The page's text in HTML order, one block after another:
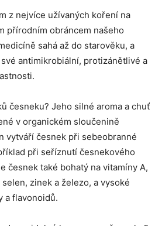
z nejvíce užívaných koření na
⁣přírodním obráncem našeho
sahá⁤ až do⁣ starověku, a
antimikrobiální, protizánětlivé a
česneku? Jeho silné aroma‍ a chuť
v ⁣organickém sloučenině
vytváří česnek při sebeobranné
při seříznutí česnekového
česnek také bohatý na vitamíny A,
selen, zinek⁢ a železo, a vysoké
a flavonoidů.